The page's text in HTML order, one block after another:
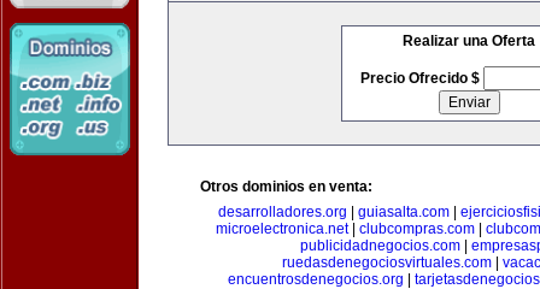
Realizar una Oferta
Precio Ofrecido $
Otros dominios en venta:
desarrolladores.org
guiasalta.com|
microelectronica.net| clubcompras.com
publicidadnegocios.com
ruedasdenegociosvirtuales.com|
encuentrosdenegocios.org